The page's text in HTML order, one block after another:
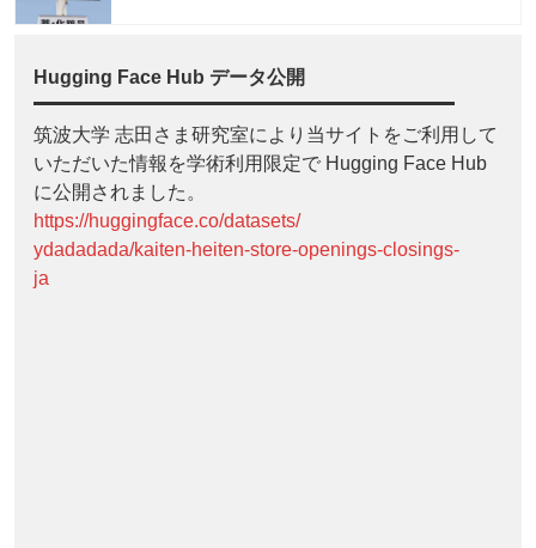
Hugging Face Hub データ公開
筑波大学 志田さま研究室により当サイトをご利用して
いただいた情報を学術利用限定で Hugging Face Hub
に公開されました。
https://huggingface.co/datasets/
ydadadada/kaiten-heiten-store-openings-closings-
ja